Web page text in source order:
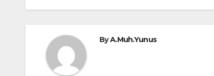
ByA.Muh.Yunus